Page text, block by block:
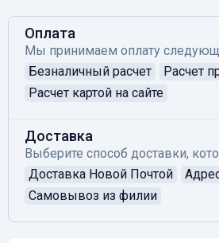
Оплата
Мы принимаем оплату
Безналичный расчет
Расчет
Расчет картой на сайте
Доставка
Выберите способ доставки,
Доставка Новой Почтой
Самовывоз из филии